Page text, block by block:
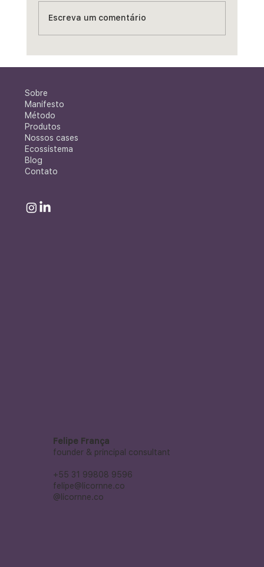
Escreva um comentário
Felipe França
founder & principal consultant
+55 31 99808 9596
felipe@licornne.co
@licornne.co
Sobre
Manifesto
Método
Produtos
Nossos cases
Ecossistema
Blog
Contato